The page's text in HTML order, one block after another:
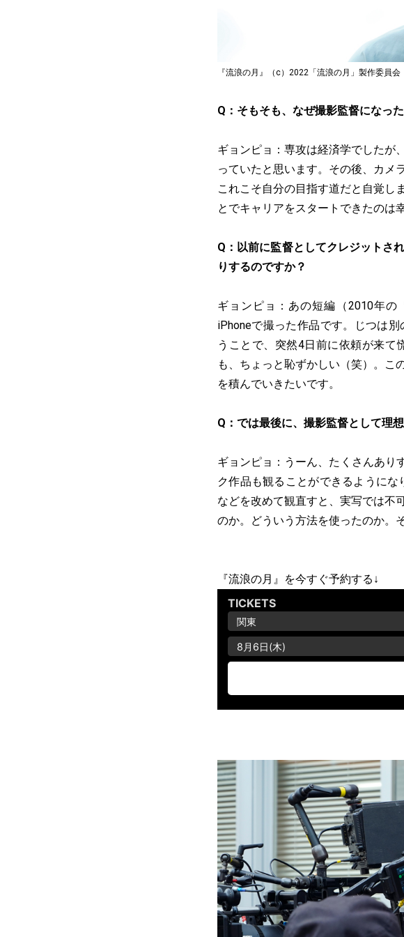
『流浪の月』（c）2022「流浪の月」製作委員会
Q：そもそも、なぜ撮影監督になった
ギョンピョ：専攻は経済学でしたが
っていたと思います。その後、カメ
これこそ自分の目指す道だと自覚し
とでキャリアをスタートできたのは
Q：以前に監督としてクレジットさ
りするのですか？
ギョンピョ：あの短編（2010年の
iPhoneで撮った作品です。じつは
うことで、突然4日前に依頼が来て
も、ちょっと恥ずかしい（笑）。こ
を積んでいきたいです。
Q：では最後に、撮影監督として理
ギョンピョ：うーん、たくさんあり
ク作品も観ることができるようにな
などを改めて観直すと、実写では不
のか。どういう方法を使ったのか。
『流浪の月』を今すぐ予約する↓